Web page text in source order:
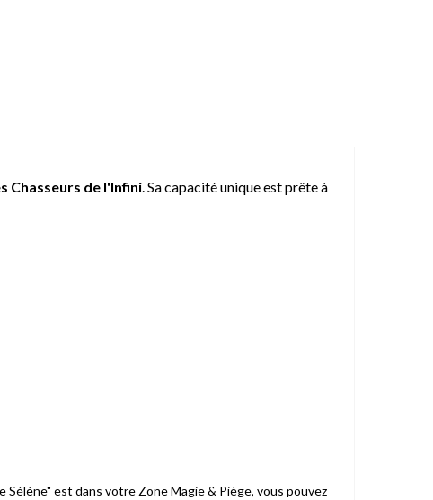
Chasseurs de l'Infini. Sa capacité unique est prête à
est dans votre Zone Magie & Piège, vous pouvez